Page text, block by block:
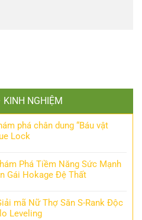
KINH NGHIỆM
phá chân dung “Báu vật
Lock
Phá Tiềm Năng Sức Mạnh
Gái Hokage Đệ Thất
mã Nữ Thợ Săn S-Rank Độc
Leveling